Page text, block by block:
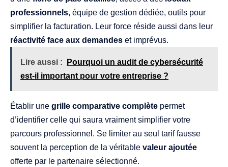
professionnels, équipe de gestion dédiée, outils pour
simplifier la facturation. Leur force réside aussi dans leur
réactivité face aux demandes et imprévus.
Lire aussi :
Pourquoi un audit de cybersécurité
est-il important pour votre entreprise ?
Établir une grille comparative complète permet
d’identifier celle qui saura vraiment simplifier votre
parcours professionnel. Se limiter au seul tarif fausse
souvent la perception de la véritable valeur ajoutée
offerte par le partenaire sélectionné.